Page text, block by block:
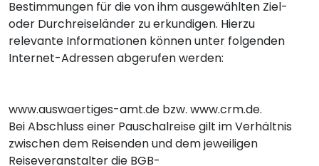
Bestimmungen für die von ihm ausgewählten Ziel-
oder Durchreiseländer zu erkundigen. Hierzu
relevante Informationen können unter folgenden
Internet-Adressen abgerufen werden:
www.auswaertiges-amt.de bzw. www.crm.de.
Bei Abschluss einer Pauschalreise gilt im Verhältnis
zwischen dem Reisenden und dem jeweiligen
Reiseveranstalter die BGB-